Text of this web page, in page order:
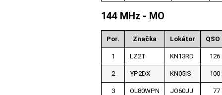
144 MHz - MO
Por. Značka Lokátor QSO
1 LZ2T KN13RD 126
2 YP2DX KN05IS 100
3 OL80WPN JO60JJ 77